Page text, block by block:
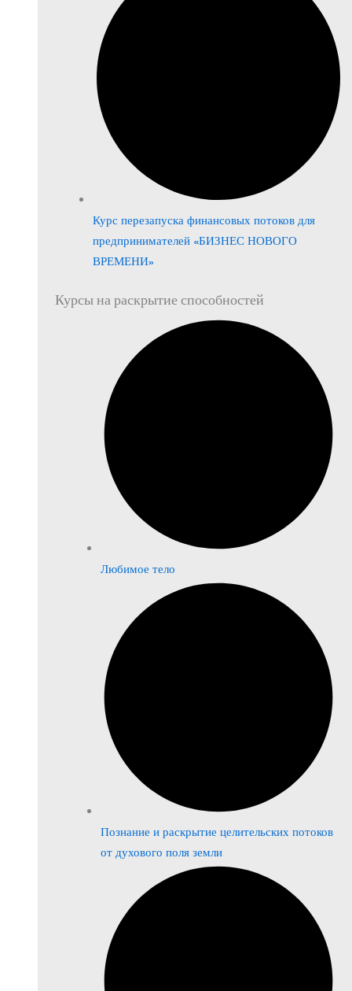
Курс перезапуска финансовых потоков для
предпринимателей «БИЗНЕС НОВОГО
ВРЕМЕНИ»
Курсы на раскрытие способностей
Любимое тело
Познание и раскрытие целительских потоков
от духового поля земли